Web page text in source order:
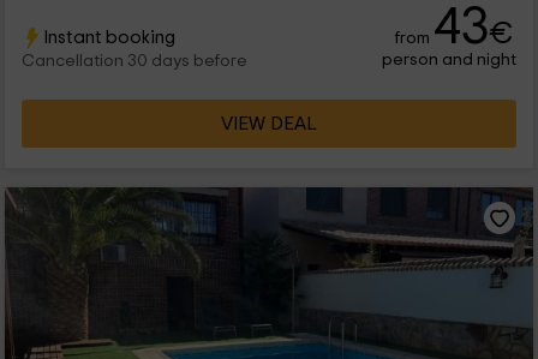
Instant booking
Cancellation 30 days before
from 43€
person and night
VIEW DEAL